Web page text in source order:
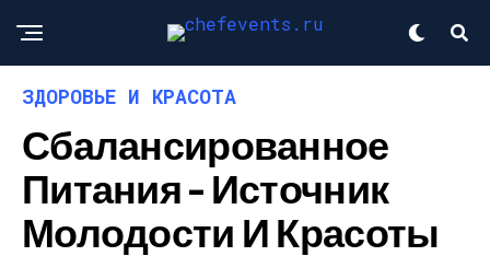
ЗДОРОВЬЕ И КРАСОТА
Сбалансированное
Питания – Источник
Молодости И Красоты